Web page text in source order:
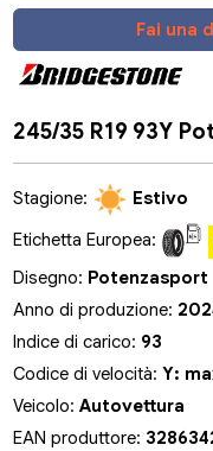
Fai una
245/35 R19 93Y
Stagione:
Estivo
Etichetta Europea:
Disegno: Potenzasport
Anno di produzione:
Indice di carico: 93
Codice di velocità:Y:
Veicolo:Autovettura
EAN produttore: